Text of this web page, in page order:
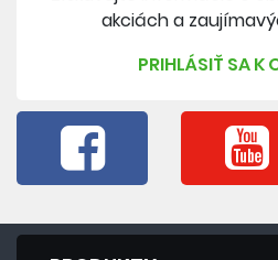
akciách a
PRIHLÁSIŤ SA K